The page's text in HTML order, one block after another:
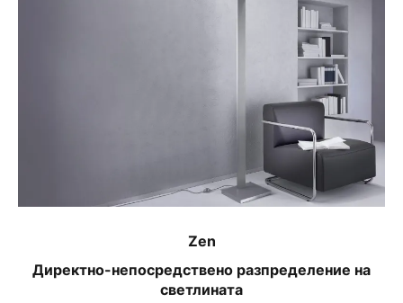
Zen
Директно-непосредствено разпределение на
светлината